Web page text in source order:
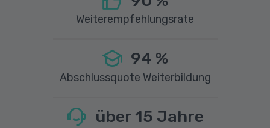
Weiterempfehlungsrate
94 %
Abschlussquote Weiterbildung
über 15 Jahre